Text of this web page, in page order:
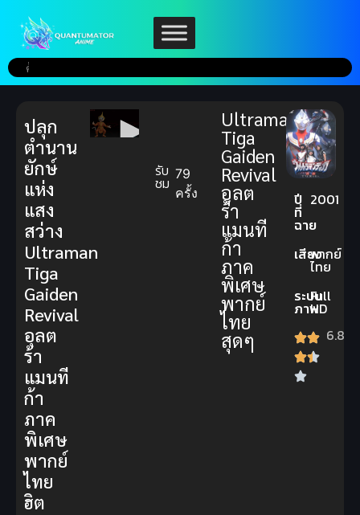
รับ
ชม 79
ครั้ง
Ultraman
Tiga
Gaiden
Revival
อุลต
ร้า
แมนที
ก้า
ภาค
พิเศษ
พากย์
ไทย
สุดๆ
ปี
ที่
ฉาย
2001
เสียงพากย์
ไทย
ระบบ
ภาพ
Full
HD
6.8
ปลุก
ตำนาน
ยักษ์
แห่ง
แสง
สว่าง
Ultraman
Tiga
Gaiden
Revival
อุลต
ร้า
แมนที
ก้า
ภาค
พิเศษ
พากย์
ไทย
ฮิต